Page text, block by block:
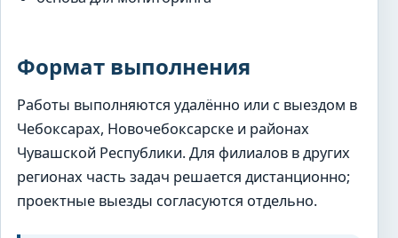
Формат выполнения
Работы выполняются удалённо или с выездом в
Чебоксарах, Новочебоксарске и районах
Чувашской Республики. Для филиалов в других
регионах часть задач решается дистанционно;
проектные выезды согласуются отдельно.